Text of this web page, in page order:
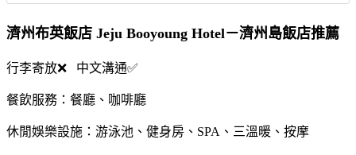
濟州布英飯店 Jeju Booyoung Hotel－濟州島飯店推薦
行李寄放❌ 中文溝通✅
餐飲服務：餐廳、咖啡廳
休閒娛樂設施：游泳池、健身房、SPA、三溫暖、按摩